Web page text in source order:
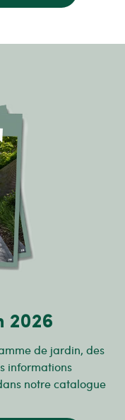
2026
de jardin, des
informations
notre catalogue